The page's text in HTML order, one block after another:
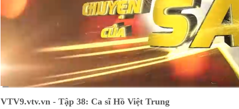
VTV9.vtv.vn - Tập 38: Ca sĩ Hồ Việt Trung